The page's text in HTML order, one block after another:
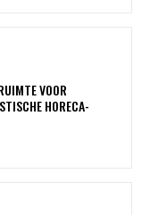
VOOR
HORECA-